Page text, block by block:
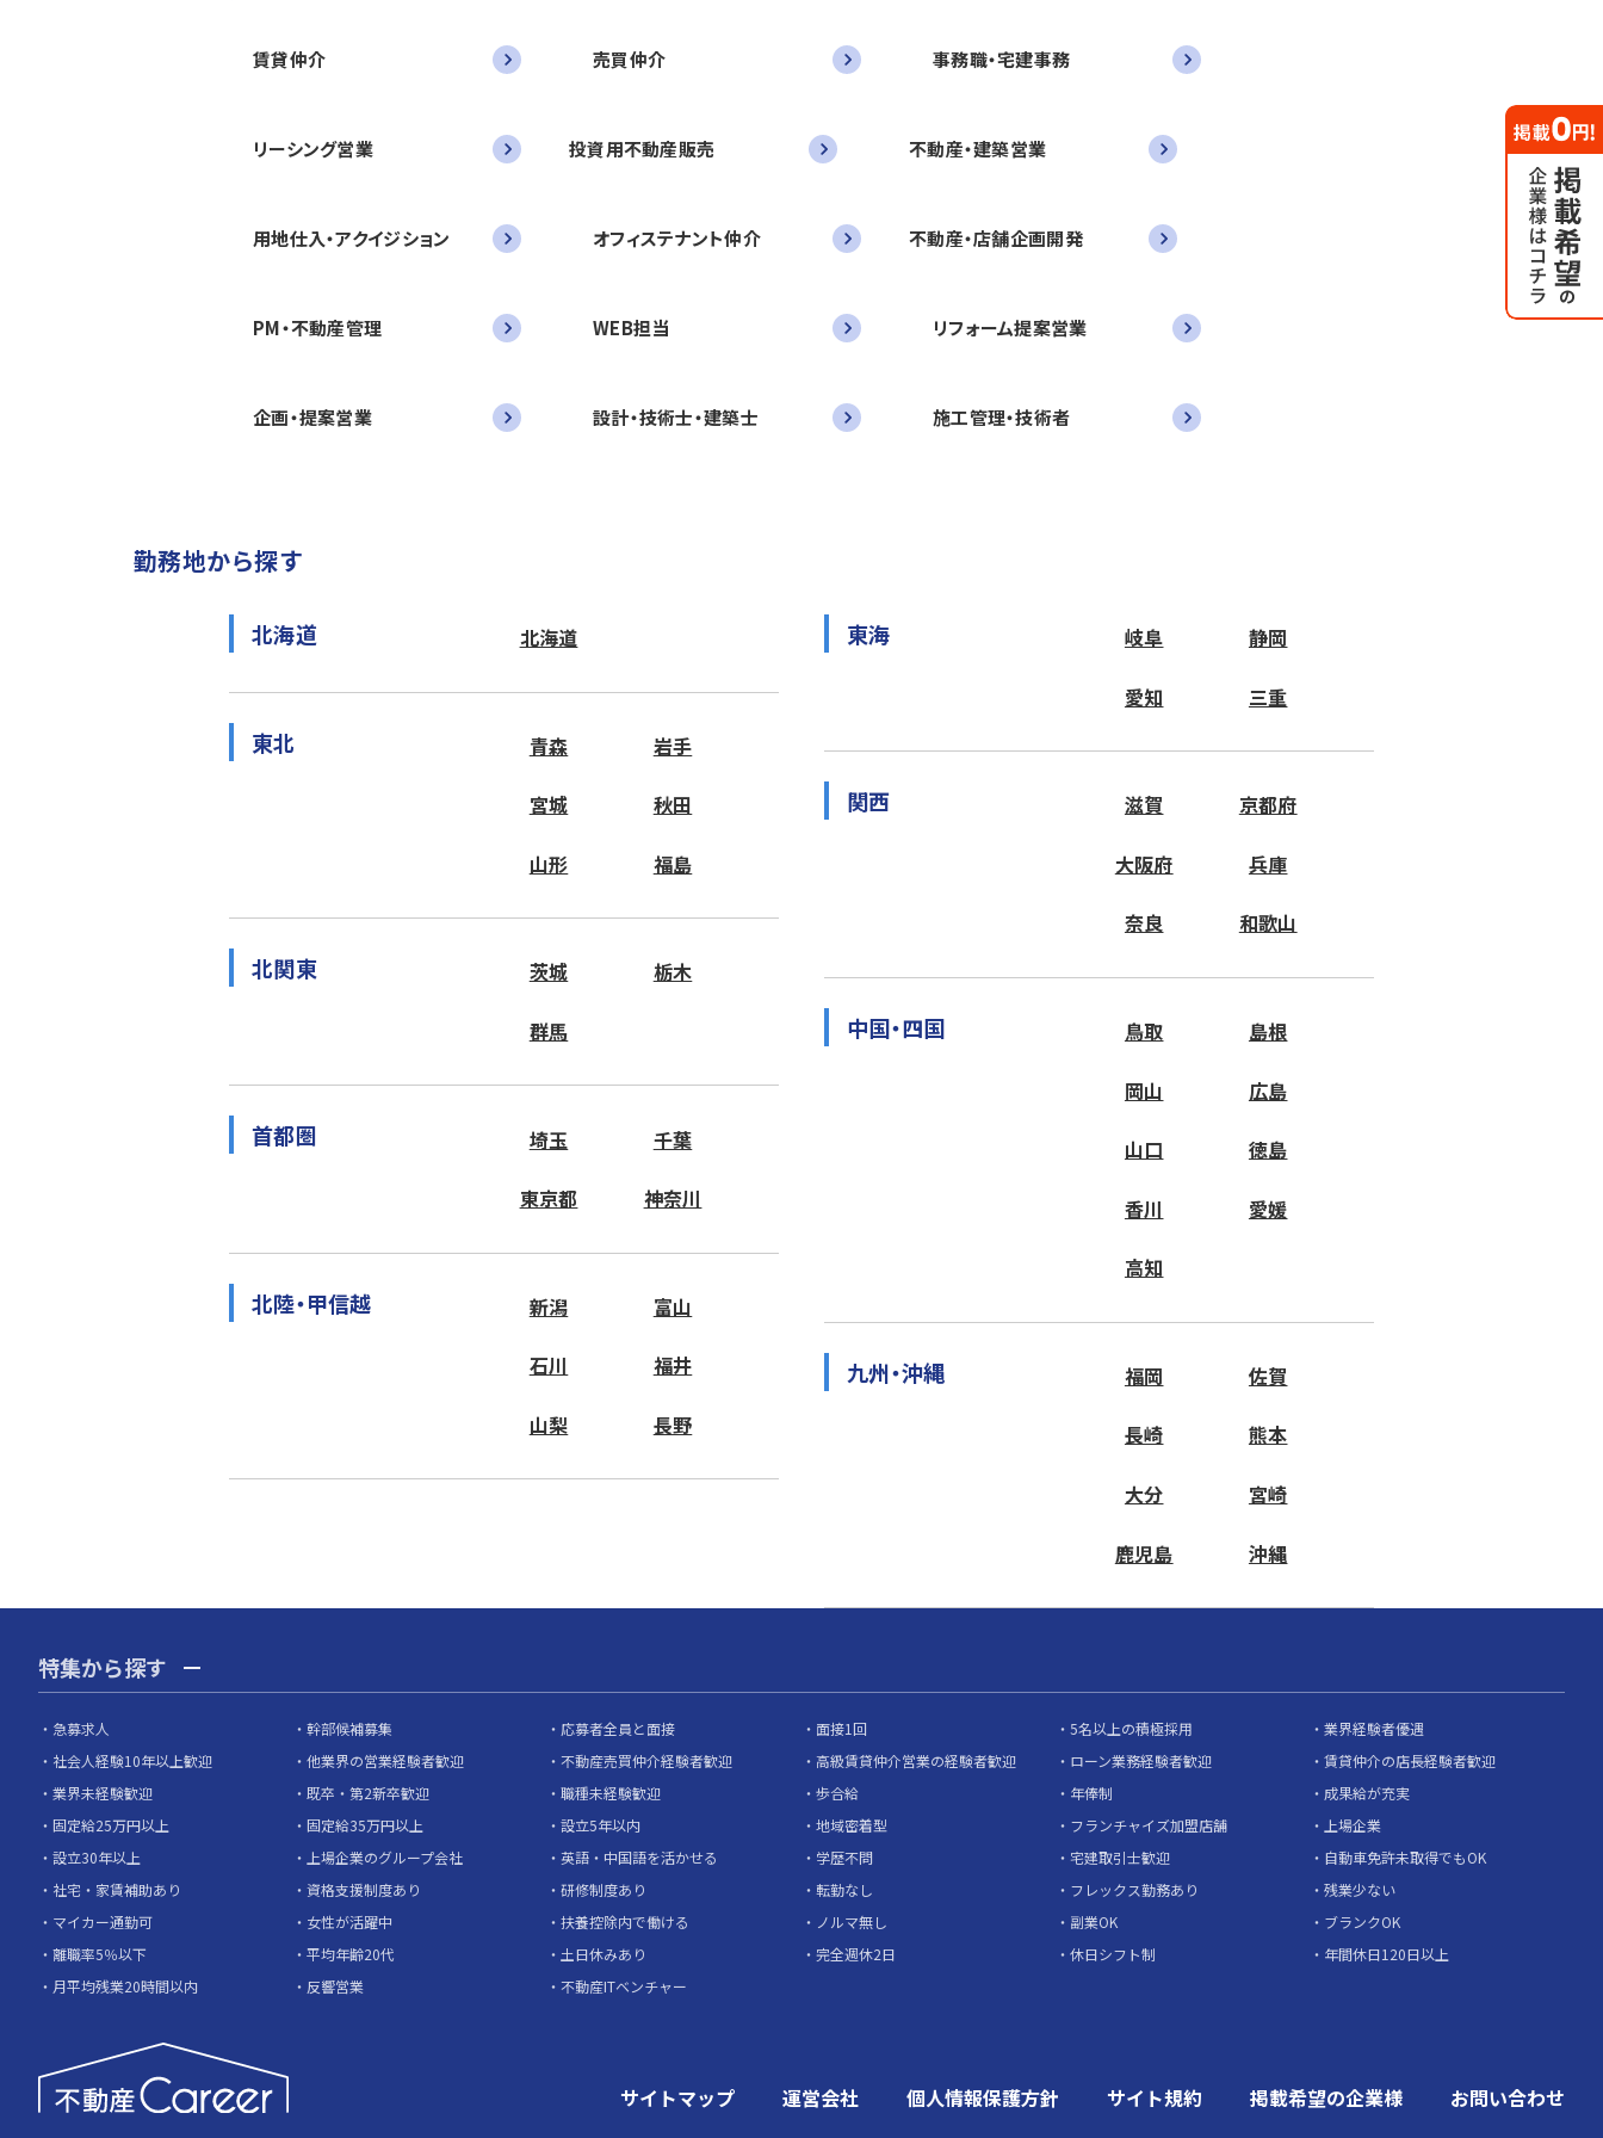
賃貸仲介 売買仲介 事務職・宅建事務
リーシング営業 投資用不動産販売 不動産・建築営業
用地仕入・アクイジション オフィステナント仲介 不動産・店舗企画開発
PM・不動産管理 WEB担当 リフォーム提案営業
企画・提案営業 設計・技術士・建築士 施工管理・技術者
勤務地から探す
北海道 北海道
東北 青森 岩手
宮城 秋田
山形 福島
北関東 茨城 栃木
群馬
首都圏 埼玉 千葉
東京都 神奈川
北陸・甲信越 新潟 富山
石川 福井
山梨 長野
東海 岐阜 静岡
愛知 三重
関西 滋賀 京都府
大阪府 兵庫
奈良 和歌山
中国・四国 鳥取 島根
岡山 広島
山口 徳島
香川 愛媛
高知
九州・沖縄 福岡 佐賀
長崎 熊本
大分 宮崎
鹿児島 沖縄
特集から探す
急募求人 幹部候補募集 応募者全員と面接 面接1回 5名以上の積極採用
業界経験者優遇
社会人経験10年以上歓迎
他業界の営業経験者歓迎 不動産売買仲介経験者歓迎 高級賃貸仲介営業の経験者歓迎 ローン業務経験者歓迎
賃貸仲介の店長経験者歓迎
業界未経験歓迎
既卒・第2新卒歓迎 職種未経験歓迎 歩合給 年俸制
成果給が充実
固定給25万円以上
固定給35万円以上 設立5年以内 地域密着型 フランチャイズ加盟店舗
上場企業
設立30年以上
上場企業のグループ会社 英語・中国語を活かせる 学歴不問 宅建取引士歓迎
自動車免許未取得でもOK
社宅・家賃補助あり
資格支援制度あり 研修制度あり 転勤なし フレックス勤務あり
残業少ない
マイカー通勤可
女性が活躍中 扶養控除内で働ける ノルマ無し 副業OK
ブランクOK
離職率5％以下
平均年齢20代 土日休みあり 完全週休2日 休日シフト制
年間休日120日以上
月平均残業20時間以内
反響営業 不動産ITベンチャー
サイトマップ 運営会社 個人情報保護方針 サイト規約 掲載希望の企業様 お問い合わせ